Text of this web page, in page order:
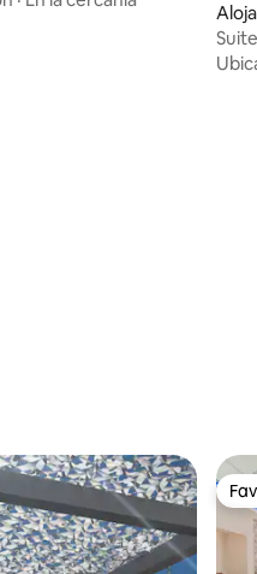
29 reseñas
i